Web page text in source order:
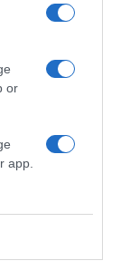
or
app.
10
,
bejegyzés